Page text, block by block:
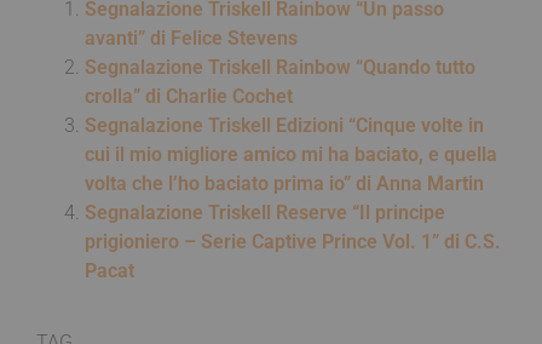
Segnalazione Triskell Rainbow “Un passo
avanti” di Felice Stevens
Segnalazione Triskell Rainbow “Quando tutto
crolla” di Charlie Cochet
Segnalazione Triskell Edizioni “Cinque volte in
cui il mio migliore amico mi ha baciato, e quella
volta che l’ho baciato prima io” di Anna Martin
Segnalazione Triskell Reserve “Il principe
prigioniero – Serie Captive Prince Vol. 1” di C.S.
Pacat